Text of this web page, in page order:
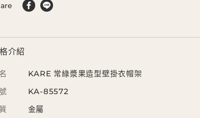
介紹
KARE 常綠漿果造型壁掛衣帽架
KA-85572
金屬